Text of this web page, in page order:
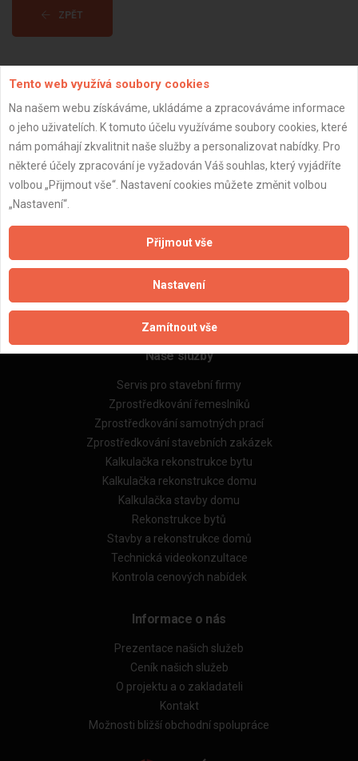
ZPĚT
Důležité informace
Zásady pro používání souborů cookie
Naše excelové tabulky online
Naše služby
Servis pro stavební firmy
Zprostředkování řemeslníků
Zprostředkování samotných prací
Zprostředkování stavebních zakázek
Kalkulačka rekonstrukce bytu
Kalkulačka rekonstrukce domu
Kalkulačka stavby domu
Rekonstrukce bytů
Stavby a rekonstrukce domů
Technická videokonzultace
Kontrola cenových nabídek
Informace o nás
Prezentace našich služeb
Ceník našich služeb
O projektu a o zakladateli
Kontakt
Možnosti bližší obchodní spolupráce
Tento web využívá soubory cookies
Na našem webu získáváme, ukládáme a zpracováváme informace
o jeho uživatelích. K tomuto účelu využíváme soubory cookies, které
nám pomáhají zkvalitnit naše služby a personalizovat nabídky. Pro
některé účely zpracování je vyžadován Váš souhlas, který vyjádříte
volbou „Přijmout vše“. Nastavení cookies můžete změnit volbou
„Nastavení“.
Přijmout vše
Nastavení
Zamítnout vše